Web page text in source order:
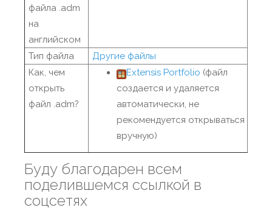
файла .adm
на
английском
Тип файла
Другие файлы
Как, чем
открыть
файл .adm?
Extensis Portfolio (файл
создается и удаляется
автоматически, не
рекомендуется открываться
вручную)
Буду благодарен всем
поделившемся ссылкой в
соцсетях